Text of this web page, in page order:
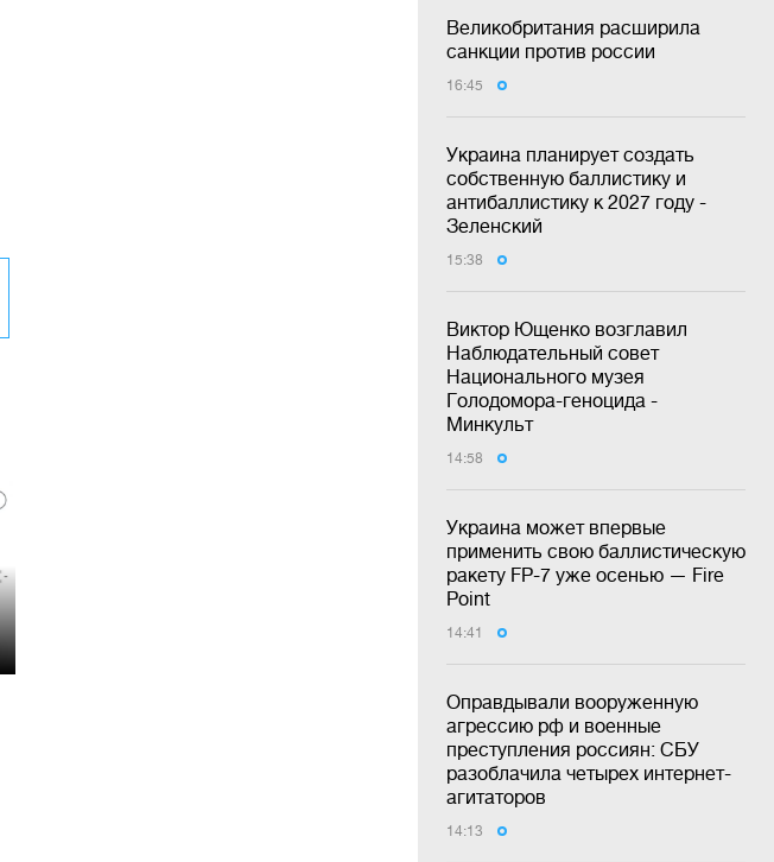
Великобритания расширила
санкции против россии
16:45
Украина планирует создать
собственную баллистику и
антибаллистику к 2027 году -
Зеленский
15:38
Виктор Ющенко возглавил
Наблюдательный совет
Национального музея
Голодомора-геноцида -
Минкульт
14:58
Украина может впервые
применить свою баллистическую
ракету FP-7 уже осенью — Fire
Point
14:41
Оправдывали вооруженную
агрессию рф и военные
преступления россиян: СБУ
разоблачила четырех интернет-
агитаторов
14:13